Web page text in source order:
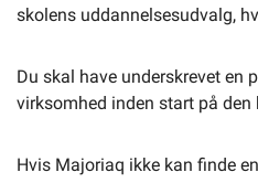
skolens uddannelsesudvalg,
Du skal have underskrevet en
virksomhed inden start på den
Hvis Majoriaq ikke kan finde